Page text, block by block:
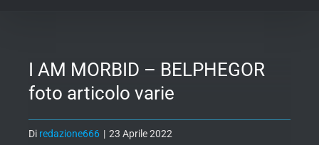
I AM MORBID – BELPHEGOR
foto articolo varie
Di redazione666 | 23 Aprile 2022